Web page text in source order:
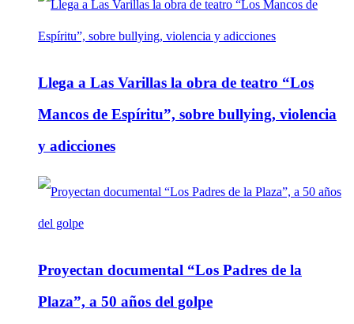
Llega a Las Varillas la obra de teatro “Los
Mancos de Espíritu”, sobre bullying, violencia
y adicciones
Proyectan documental “Los Padres de la
Plaza”, a 50 años del golpe